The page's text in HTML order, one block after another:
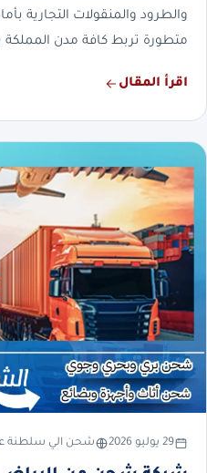
والطرود والمنقولات التجارية
متطورة تربط كافة مدن المملكة
اقرأ المقال
29 يوليو 2026 شحن الي سلطنة